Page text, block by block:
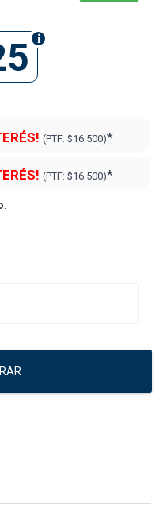
(PTF: $16.500)*
(PTF: $16.500)*
.